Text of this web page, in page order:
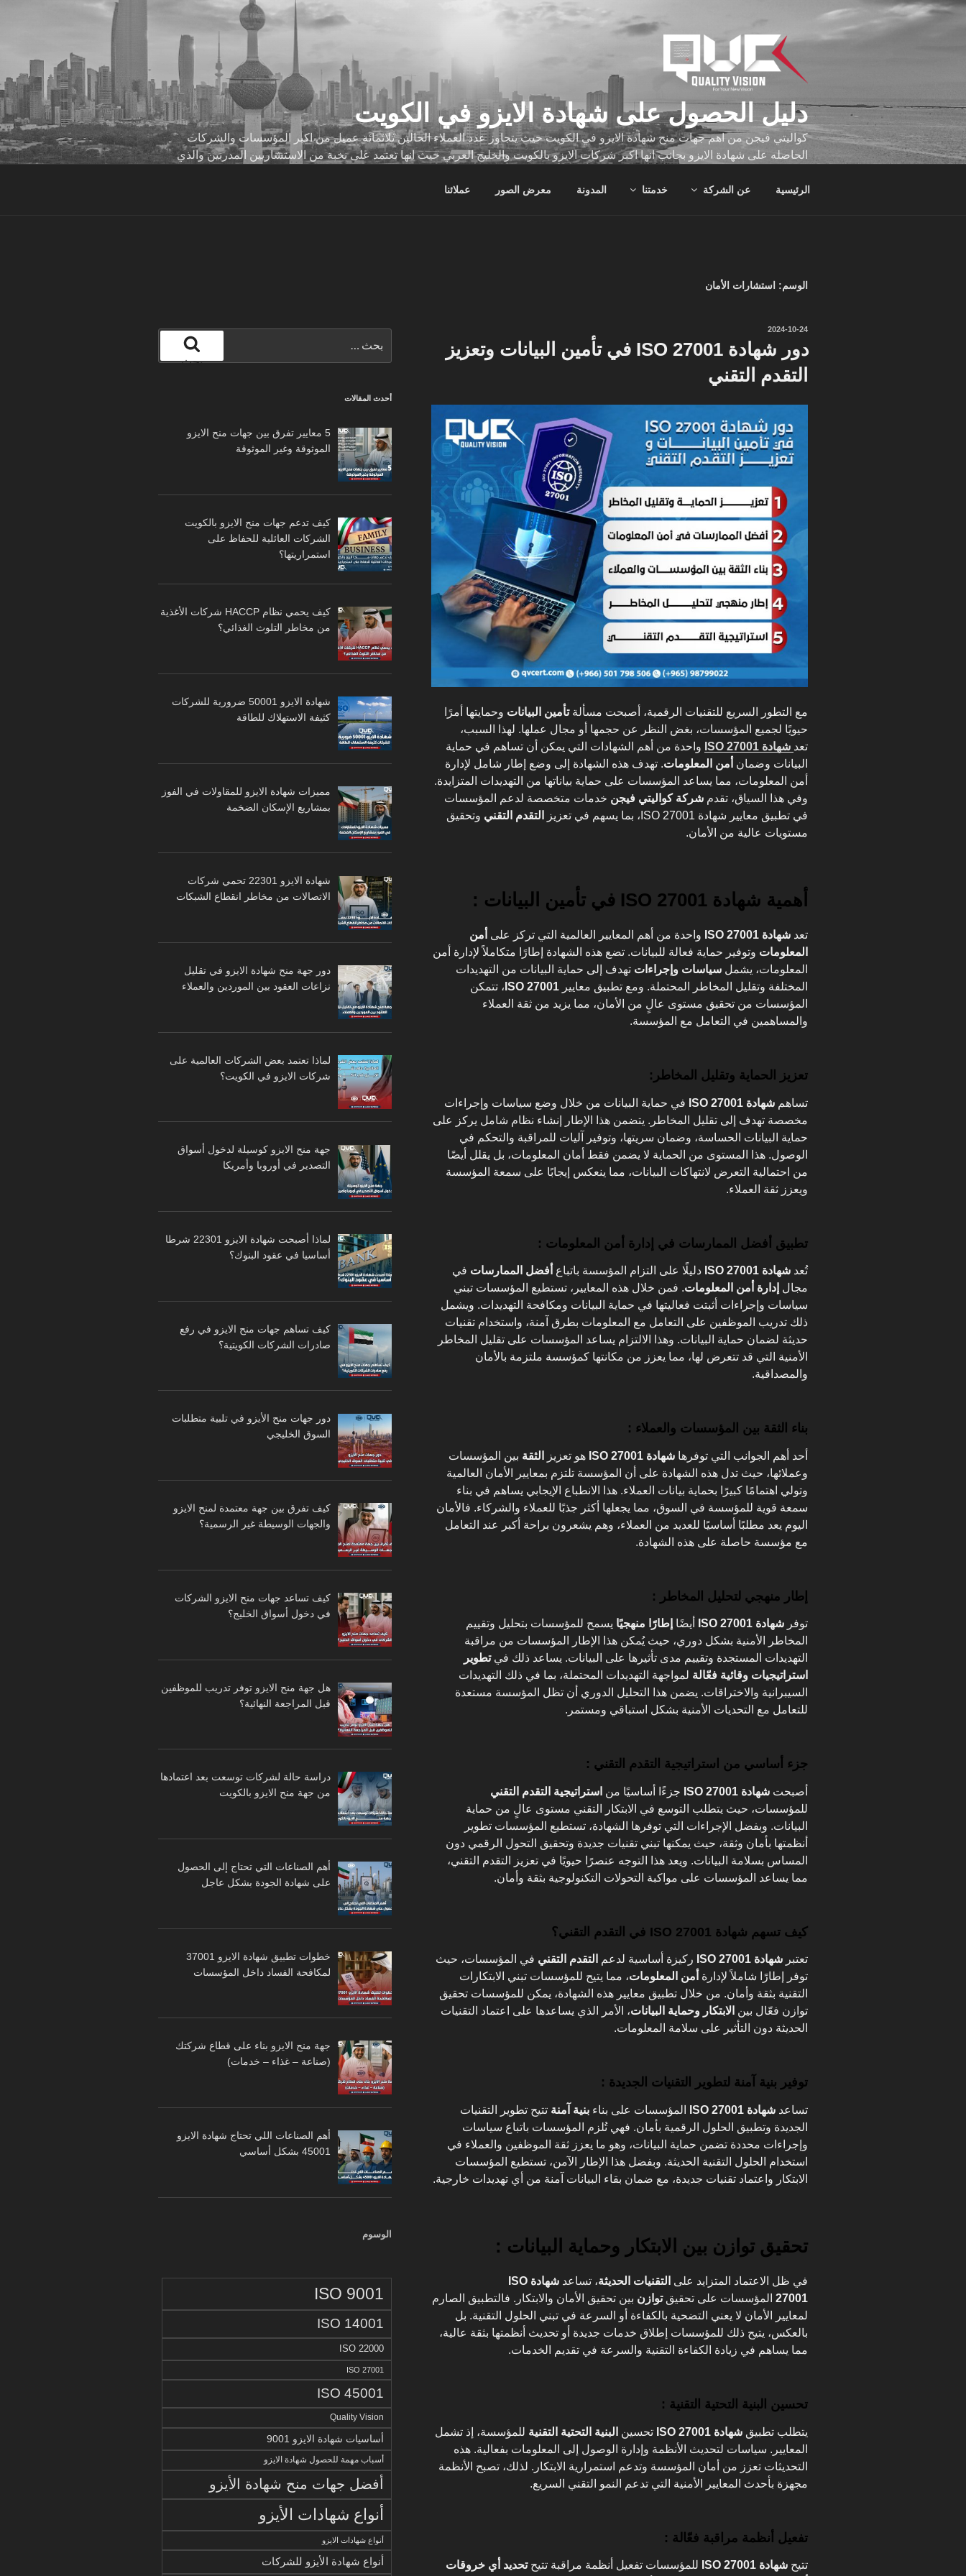
التجاوز
دليل الحصول على شهادة الايزو في الكويت
كواليتي فيجن من اهم جهات منح شهادة الايزو في الكويت حيث يتجاوز عدد العملاء الحالين ثلاثمائة عميل من اكبر المؤسسات والشركات
الحاصله على شهادة الايزو بجانب انها اكبر شركات الايزو بالكويت والخليج العربي حيث انها تعتمد على نخبة من الاستشاريين المدربين والذي
الرئيسية عن الشركة خدمتنا المدونة معرض الصور عملائنا
الوسم: استشارات الأمان
نُشر
2024-10-24
دور شهادة ISO 27001 في تأمين البيانات وتعزيز
التقدم التقني
مع التطور السريع للتقنيات الرقمية، أصبحت مسألةتأمين البيانات وحمايتها أمرًا
حيويًا لجميع المؤسسات، بغض النظر عن حجمها أو مجال عملها. لهذا السبب،
تعد شهادة ISO 27001
واحدة من أهم الشهادات التي يمكن أن تساهم في حماية
البيانات وضمان أمن المعلومات. تهدف هذه الشهادة إلى وضع إطار شامل لإدارة
أمن المعلومات، مما يساعد المؤسسات على حماية بياناتها من التهديدات المتزايدة.
وفي هذا السياق، تقدم شركة كواليتي فيجن خدمات متخصصة لدعم المؤسسات
في تطبيق معايير شهادة ISO 27001، بما يسهم في تعزيز
التقدم التقني وتحقيق
مستويات عالية من الأمان.
أهمية شهادة ISO 27001 في تأمين البيانات :
تعد شهادة ISO 27001 واحدة من أهم المعايير العالمية التي تركز على أمن
المعلومات وتوفير حماية فعالة للبيانات. تضع هذه الشهادة إطارًا متكاملاً لإدارة أمن
المعلومات، يشمل سياسات وإجراءات تهدف إلى حماية البيانات من التهديدات
المختلفة وتقليل المخاطر المحتملة. ومع تطبيق معايير ISO 27001 ، تتمكن
المؤسسات من تحقيق مستوى عالٍ من الأمان، مما يزيد من ثقة العملاء
والمساهمين في التعامل مع المؤسسة.
تعزيز الحماية وتقليل المخاطر:
تساهم شهادة ISO 27001
في حماية البيانات من خلال وضع سياسات وإجراءات
مخصصة تهدف إلى تقليل المخاطر. يتضمن هذا الإطار إنشاء نظام شامل يركز على
حماية البيانات الحساسة، وضمان سريتها، وتوفير آليات للمراقبة والتحكم في
الوصول. هذا المستوى من الحماية لا يضمن فقط أمان المعلومات، بل يقلل أيضًا
من احتمالية التعرض لانتهاكات البيانات، مما ينعكس إيجابًا على سمعة المؤسسة
ويعزز ثقة العملاء.
تطبيق أفضل الممارسات في إدارة أمن المعلومات :
تُعد شهادة ISO 27001 دليلًا على التزام المؤسسة باتباع أفضل الممارسات في
مجال إدارة أمن المعلومات. فمن خلال هذه المعايير، تستطيع المؤسسات تبني
سياسات وإجراءات أثبتت فعاليتها في حماية البيانات ومكافحة التهديدات. ويشمل
ذلك تدريب الموظفين على التعامل مع المعلومات بطرق آمنة، واستخدام تقنيات
حديثة لضمان حماية البيانات. وهذا الالتزام يساعد المؤسسات على تقليل المخاطر
الأمنية التي قد تتعرض لها، مما يعزز من مكانتها كمؤسسة ملتزمة بالأمان
والمصداقية.
بناء الثقة بين المؤسسات والعملاء :
أحد أهم الجوانب التي توفرها شهادة ISO 27001 هو تعزيز الثقة بين المؤسسات
وعملائها، حيث تدل هذه الشهادة على أن المؤسسة تلتزم بمعايير الأمان العالمية
وتولي اهتمامًا كبيرًا بحماية بيانات العملاء. هذا الانطباع الإيجابي يساهم في بناء
سمعة قوية للمؤسسة في السوق، مما يجعلها أكثر جذبًا للعملاء والشركاء. فالأمان
اليوم يعد مطلبًا أساسيًا للعديد من العملاء، وهم يشعرون براحة أكبر عند التعامل
مع مؤسسة حاصلة على هذه الشهادة.
إطار منهجي لتحليل المخاطر :
توفر شهادة ISO 27001 أيضًا إطارًا منهجيًا يسمح للمؤسسات بتحليل وتقييم
المخاطر الأمنية بشكل دوري، حيث يُمكن هذا الإطار المؤسسات من مراقبة
التهديدات المستجدة وتقييم مدى تأثيرها على البيانات. يساعد ذلك فيتطوير
استراتيجيات وقائية فعّالة لمواجهة التهديدات المحتملة، بما في ذلك التهديدات
السيبرانية والاختراقات. يضمن هذا التحليل الدوري أن تظل المؤسسة مستعدة
للتعامل مع التحديات الأمنية بشكل استباقي ومستمر.
جزء أساسي من استراتيجية التقدم التقني :
أصبحت شهادة ISO 27001 جزءًا أساسيًا من استراتيجية التقدم التقني
للمؤسسات، حيث يتطلب التوسع في الابتكار التقني مستوى عالٍ من حماية
البيانات. وبفضل الإجراءات التي توفرها الشهادة، تستطيع المؤسسات تطوير
أنظمتها بأمان وثقة، حيث يمكنها تبني تقنيات جديدة وتحقيق التحول الرقمي دون
المساس بسلامة البيانات. ويعد هذا التوجه عنصرًا حيويًا في تعزيز التقدم التقني،
مما يساعد المؤسسات على مواكبة التحولات التكنولوجية بثقة وأمان.
كيف تسهم شهادة ISO 27001 في التقدم التقني؟
تعتبر شهادة ISO 27001 ركيزة أساسية لدعم التقدم التقني في المؤسسات، حيث
توفر إطارًا شاملاً لإدارة أمن المعلومات، مما يتيح للمؤسسات تبني الابتكارات
التقنية بثقة وأمان. من خلال تطبيق معايير هذه الشهادة، يمكن للمؤسسات تحقيق
توازن فعّال بين الابتكار وحماية البيانات، الأمر الذي يساعدها على اعتماد التقنيات
الحديثة دون التأثير على سلامة المعلومات.
توفير بنية آمنة لتطوير التقنيات الجديدة :
تساعد شهادة ISO 27001 المؤسسات على بناء بنية آمنة تتيح تطوير التقنيات
الجديدة وتطبيق الحلول الرقمية بأمان. فهي تُلزم المؤسسات باتباع سياسات
وإجراءات محددة تضمن حماية البيانات، وهو ما يعزز ثقة الموظفين والعملاء في
استخدام الحلول التقنية الحديثة. وبفضل هذا الإطار الآمن، تستطيع المؤسسات
الابتكار واعتماد تقنيات جديدة، مع ضمان بقاء البيانات آمنة من أي تهديدات خارجية.
تحقيق توازن بين الابتكار وحماية البيانات :
في ظل الاعتماد المتزايد على التقنيات الحديثة، تساعد
شهادة ISO
27001 المؤسسات على تحقيقتوازن بين تحقيق الأمان والابتكار. فالتطبيق الصارم
لمعايير الأمان لا يعني التضحية بالكفاءة أو السرعة في تبني الحلول التقنية. بل
بالعكس، يتيح ذلك للمؤسسات إطلاق خدمات جديدة أو تحديث أنظمتها بثقة عالية،
مما يساهم في زيادة الكفاءة التقنية والسرعة في تقديم الخدمات.
تحسين البنية التحتية التقنية :
يتطلب تطبيق شهادة ISO 27001 تحسين البنية التحتية التقنية للمؤسسة، إذ تشمل
المعايير. سياسات لتحديث الأنظمة وإدارة الوصول إلى المعلومات بفعالية. هذه
التحديثات تعزز من أمان المؤسسة وتدعم استمرارية الابتكار. لذلك، تصبح الأنظمة
مجهزة بأحدث المعايير الأمنية التي تدعم النمو التقني السريع.
تفعيل أنظمة مراقبة فعّالة :
تتيح شهادة ISO 27001 للمؤسسات تفعيل أنظمة مراقبة تتيحتحديد أي خروقات
عن:
بحث
أحدث المقالات
5 معايير تفرق بين جهات منح الايزو
الموثوقة وغير الموثوقة
كيف تدعم جهات منح الايزو بالكويت
الشركات العائلية للحفاظ على
استمراريتها؟
كيف يحمي نظام HACCP شركات الأغذية
من مخاطر التلوث الغذائي؟
شهادة الايزو 50001 ضرورية للشركات
كثيفة الاستهلاك للطاقة
مميزات شهادة الايزو للمقاولات في الفوز
بمشاريع الإسكان الضخمة
شهادة الايزو 22301 تحمي شركات
الاتصالات من مخاطر انقطاع الشبكات
دور جهة منح شهادة الايزو في تقليل
نزاعات العقود بين الموردين والعملاء
لماذا تعتمد بعض الشركات العالمية على
شركات الايزو في الكويت؟
جهة منح الايزو كوسيلة لدخول أسواق
التصدير في أوروبا وأمريكا
لماذا أصبحت شهادة الايزو 22301 شرطا
أساسيا في عقود البنوك؟
كيف تساهم جهات منح الايزو في رفع
صادرات الشركات الكويتية؟
دور جهات منح الأيزو في تلبية متطلبات
السوق الخليجي
كيف تفرق بين جهة معتمدة لمنح الايزو
والجهات الوسيطة غير الرسمية؟
كيف تساعد جهات منح الايزو الشركات
في دخول أسواق الخليج؟
هل جهة منح الايزو توفر تدريب للموظفين
قبل المراجعة النهائية؟
دراسة حالة لشركات توسعت بعد اعتمادها
من جهة منح الايزو بالكويت
أهم الصناعات التي تحتاج إلى الحصول
على شهادة الجودة بشكل عاجل
خطوات تطبيق شهادة الايزو 37001
لمكافحة الفساد داخل المؤسسات
جهة منح الايزو بناء على قطاع شركتك
(صناعة – غذاء – خدمات)
أهم الصناعات اللي تحتاج شهادة الايزو
45001 بشكل أساسي
الوسوم
ISO 9001
ISO 14001
ISO 22000
ISO 27001
ISO 45001
Quality Vision
أساسيات شهادة الايزو 9001
أسباب مهمة للحصول شهادة الايزو
أفضل جهات منح شهادة الأيزو
أنواع شهادات الأيزو
أنواع شهادات الايزو
أنواع شهادة الأيزو للشركات